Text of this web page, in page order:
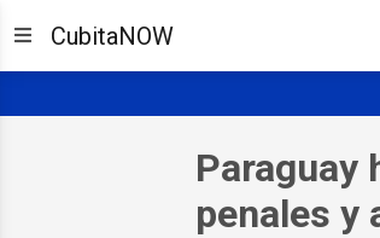
CubitaNOW
Paraguay
penales y